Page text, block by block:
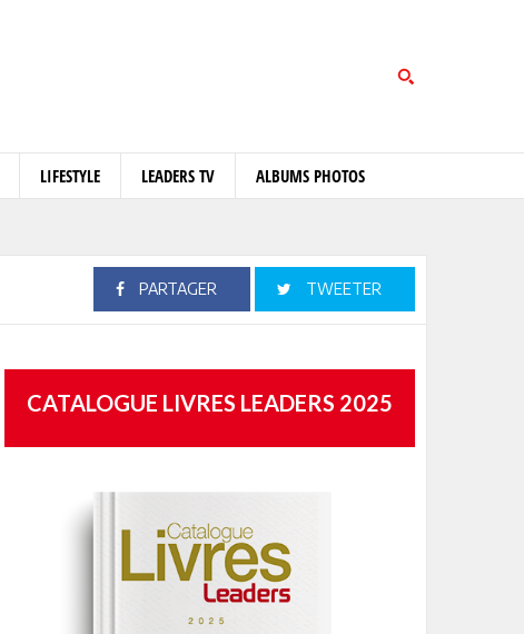
LIFESTYLE LEADERS TV ALBUMS PHOTOS
PARTAGER TWEETER
CATALOGUE LIVRES LEADERS 2025